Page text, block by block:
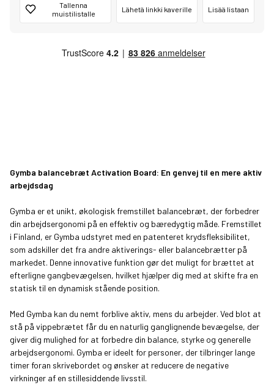
Tallenna
muistilistalle
Lähetä linkki kaverille Lisää listaan
Gymba balancebræt Activation Board: En genvej til en mere aktiv
arbejdsdag
Gymba er et unikt, økologisk fremstillet balancebræt, der forbedrer
din arbejdsergonomi på en effektiv og bæredygtig måde. Fremstillet
i Finland, er Gymba udstyret med en patenteret krydsfleksibilitet,
som adskiller det fra andre aktiverings- eller balancebrætter på
markedet. Denne innovative funktion gør det muligt for brættet at
efterligne gangbevægelsen, hvilket hjælper dig med at skifte fra en
statisk til en dynamisk stående position.
Med Gymba kan du nemt forblive aktiv, mens du arbejder. Ved blot at
stå på vippebrætet får du en naturlig ganglignende bevægelse, der
giver dig mulighed for at forbedre din balance, styrke og generelle
arbejdsergonomi. Gymba er ideelt for personer, der tilbringer lange
timer foran skrivebordet og ønsker at reducere de negative
virkninger af en stillesiddende livsstil.